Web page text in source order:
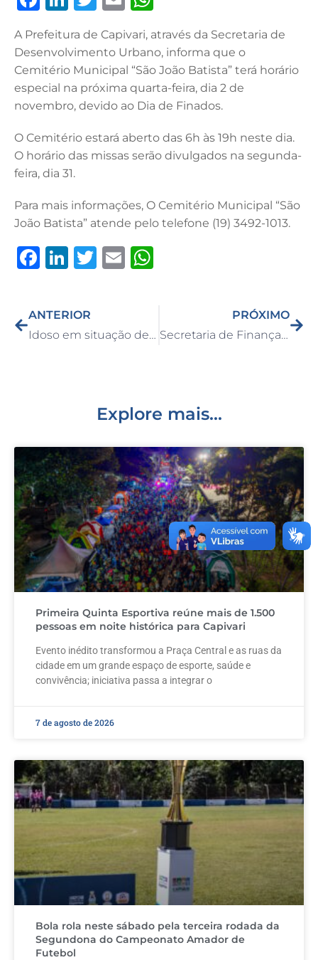
c
e
b
o
o
k
k
e
dI
n
it
te
r
ai
l
at
s
A
p
p
A Prefeitura de Capivari, através da Secretaria de
Desenvolvimento Urbano, informa que o
Cemitério Municipal “São João Batista” terá horário
especial na próxima quarta-feira, dia 2 de
novembro, devido ao Dia de Finados.
O Cemitério estará aberto das 6h às 19h neste dia.
O horário das missas serão divulgados na segunda-
feira, dia 31.
Para mais informações, O Cemitério Municipal “São
João Batista” atende pelo telefone (19) 3492-1013.
F
e
b
Li
e
dI
T
te
r
E
l
s
A
ANTERIOR
Idoso em situação de rua é resgatado em Capivari e entregue à família em Fortaleza – CE
PRÓXIMO
Secretaria de Finanças divulga vencedores do sorteio de outubro dos Vale-compras do programa “IPTU Premiado”
Explore mais...
Primeira Quinta Esportiva reúne mais de 1.500
pessoas em noite histórica para Capivari
Evento inédito transformou a Praça Central e as ruas da
cidade em um grande espaço de esporte, saúde e
convivência; iniciativa passa a integrar o
7 de agosto de 2026
Bola rola neste sábado pela terceira rodada da
Segundona do Campeonato Amador de
Futebol